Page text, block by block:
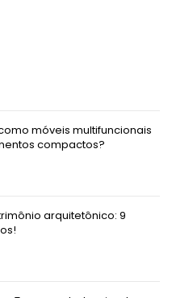
móveis multifuncionais
compactos?
arquitetônico: 9